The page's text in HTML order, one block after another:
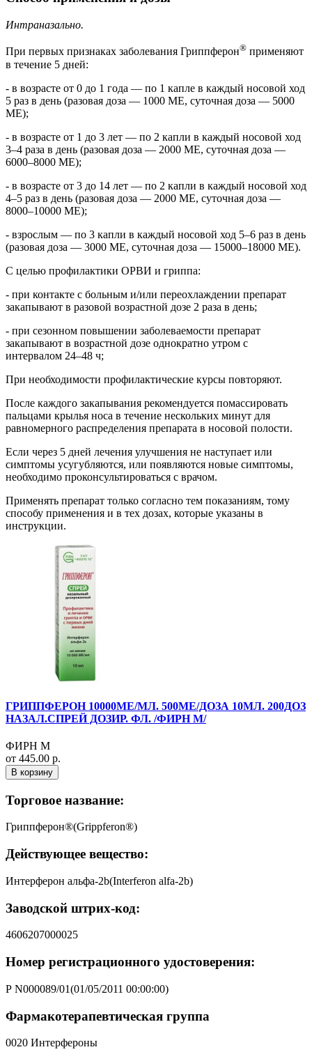
Интраназально.
При первых признаках заболевания Гриппферон® применяют
в течение 5 дней:
- в возрасте от 0 до 1 года — по 1 капле в каждый носовой ход
5 раз в день (разовая доза — 1000 ME, суточная доза — 5000
ME);
- в возрасте от 1 до 3 лет — по 2 капли в каждый носовой ход
3–4 раза в день (разовая доза — 2000 ME, суточная доза —
6000–8000 ME);
- в возрасте от 3 до 14 лет — по 2 капли в каждый носовой ход
4–5 раз в день (разовая доза — 2000 ME, суточная доза —
8000–10000 ME);
- взрослым — по 3 капли в каждый носовой ход 5–6 раз в день
(разовая доза — 3000 ME, суточная доза — 15000–18000 ME).
С целью профилактики ОРВИ и гриппа:
- при контакте с больным и/или переохлаждении препарат
закапывают в разовой возрастной дозе 2 раза в день;
- при сезонном повышении заболеваемости препарат
закапывают в возрастной дозе однократно утром с
интервалом 24–48 ч;
При необходимости профилактические курсы повторяют.
После каждого закапывания рекомендуется помассировать
пальцами крылья носа в течение нескольких минут для
равномерного распределения препарата в носовой полости.
Если через 5 дней лечения улучшения не наступает или
симптомы усугубляются, или появляются новые симптомы,
необходимо проконсультироваться с врачом.
Применять препарат только согласно тем показаниям, тому
способу применения и в тех дозах, которые указаны в
инструкции.
ГРИППФЕРОН 10000МЕ/МЛ. 500МЕ/ДОЗА 10МЛ. 200ДОЗ
НАЗАЛ.СПРЕЙ ДОЗИР. ФЛ. /ФИРН М/
ФИРН М
от 445.00 р.
В корзину
Торговое название:
Гриппферон®(Grippferon®)
Действующее вещество:
Интерферон альфа-2b(Interferon alfa-2b)
Заводской штрих-код:
4606207000025
Номер регистрационного удостоверения:
Р N000089/01(01/05/2011 00:00:00)
Фармакотерапевтическая группа
0020 Интерфероны